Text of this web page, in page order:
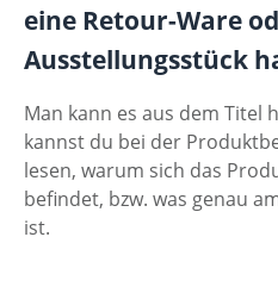
eine Retour-Ware
Ausstellungsstück
Man kann es aus dem Titel
kannst du bei der
lesen, warum sich das
befindet, bzw. was genau
ist.